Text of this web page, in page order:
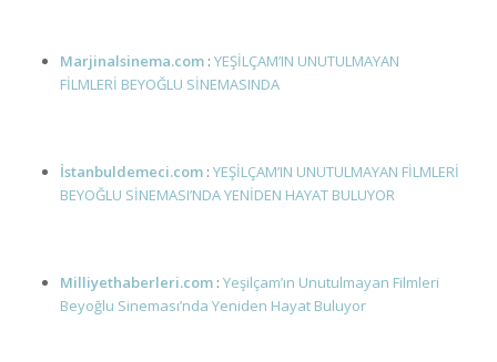
Marjinalsinema.com: YEŞİLÇAM’IN UNUTULMAYAN
FİLMLERİ BEYOĞLU SİNEMASINDA
İstanbuldemeci.com: YEŞİLÇAM’IN UNUTULMAYAN FİLMLERİ
BEYOĞLU SİNEMASI’NDA YENİDEN HAYAT BULUYOR
Milliyethaberleri.com: Yeşilçam’ın Unutulmayan Filmleri
Beyoğlu Sineması’nda Yeniden Hayat Buluyor